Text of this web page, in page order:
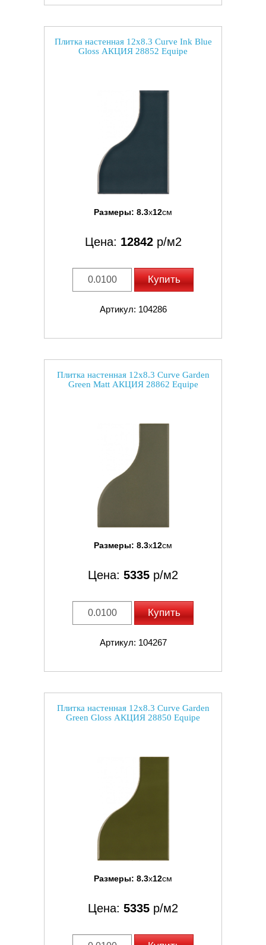
Плитка настенная 12x8.3 Curve Ink Blue
Gloss АКЦИЯ 28852 Equipe
Размеры: 8.3x12см
Цена: 12842р/м2
Купить
Артикул: 104286
Плитка настенная 12x8.3 Curve Garden
Green Matt АКЦИЯ 28862 Equipe
Размеры: 8.3x12см
Цена: 5335 р/м2
Купить
Артикул: 104267
Плитка настенная 12x8.3 Curve Garden
Green Gloss АКЦИЯ 28850 Equipe
Размеры: 8.3x12см
Цена: 5335 р/м2